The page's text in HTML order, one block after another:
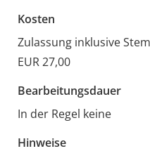
Kosten
Zulassung inklusive
EUR 27,00
Bearbeitungsdauer
In der Regel keine
Hinweise